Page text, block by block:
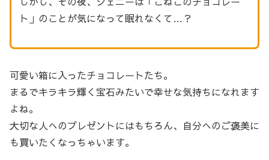
ト」のことが気になって眠れなくて…？
可愛い箱に入ったチョコレートたち。
まるでキラキラ輝く宝石みたいで幸せな気持ちになれます
よね。
大切な人へのプレゼントにはもちろん、自分へのご褒美に
も買いたくなっちゃいます。